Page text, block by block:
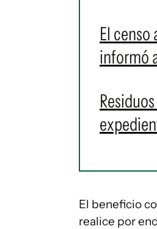
El
informó
El beneficio
realice por